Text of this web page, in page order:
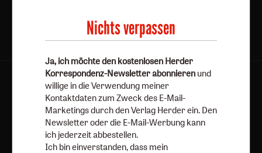
AGB und Widerrufsbelehrung
Barrierefreiheit
Impressum
Vertrag widerrufen
Nichts verpassen
Ja, ich möchte den kostenlosen Herder
Korrespondenz-Newsletter abonnieren und
willige in die Verwendung meiner
Kontaktdaten zum Zweck des E-Mail-
Marketings durch den Verlag Herder ein. Den
Newsletter oder die E-Mail-Werbung kann
ich jederzeit abbestellen.
Ich bin einverstanden, dass mein